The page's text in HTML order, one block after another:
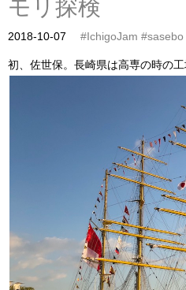
モリ探検
2018-10-07 #IchigoJam #sasebo
初、佐世保。長崎県は高専の時の工